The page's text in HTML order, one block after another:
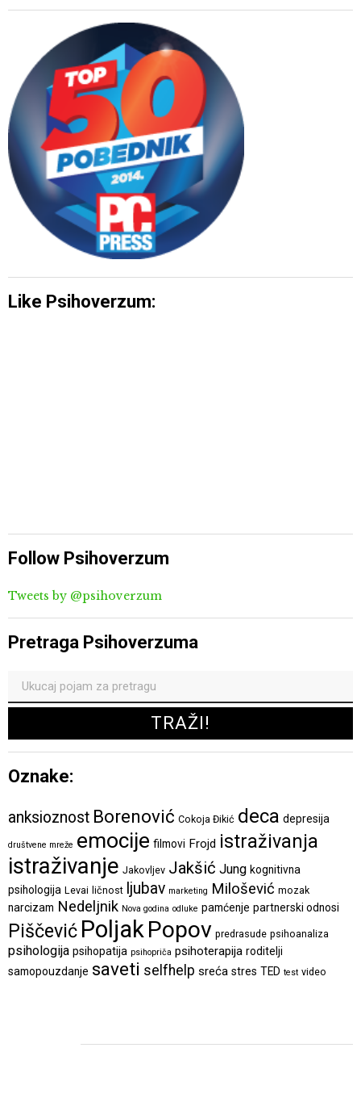
Like Psihoverzum:
Follow Psihoverzum
Tweets by @psihoverzum
Pretraga Psihoverzuma
Oznake:
anksioznost Borenović Cokoja Đikić deca depresija
društvene mreže emocije filmovi Frojd istraživanja
istraživanje Jakovljev Jakšić Jung kognitivna
psihologija Levai ličnost ljubav marketing Milošević mozak
narcizam Nedeljnik Nova godina odluke pamćenje partnerski odnosi
Piščević PoljakPopov predrasude psihoanaliza
psihologija psihopatija psihopriča psihoterapija roditelji
samopouzdanje saveti selfhelp sreća stres TED test video